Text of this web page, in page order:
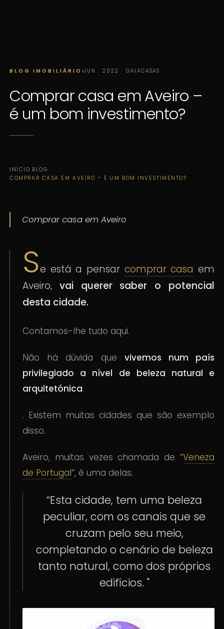
BLOG IMOBILIÁRIO JUN.. 2022 · GAIACASAS
Comprar casa em Aveiro –
é um bom investimento?
INÍCIO·BLOG·
COMPRAR CASA EM AVEIRO – É UM BOM INVESTIMENTO?
Comprar casa em Aveiro
Se está a pensar comprar casa em
Aveiro, vai querer saber o potencial
desta cidade.
Contamos-lhe tudo aqui.
Não há dúvida que vivemos num país
privilegiado a nível de beleza natural e
arquitetónica.
. Existem muitas cidades que são exemplo
disso.
Aveiro, muitas vezes chamada de “Veneza
de Portugal”, é uma delas.
“Esta cidade, tem uma beleza
peculiar, com os canais que se
cruzam pelo seu meio,
completando o cenário de beleza
tanto natural, como dos próprios
edifícios. "